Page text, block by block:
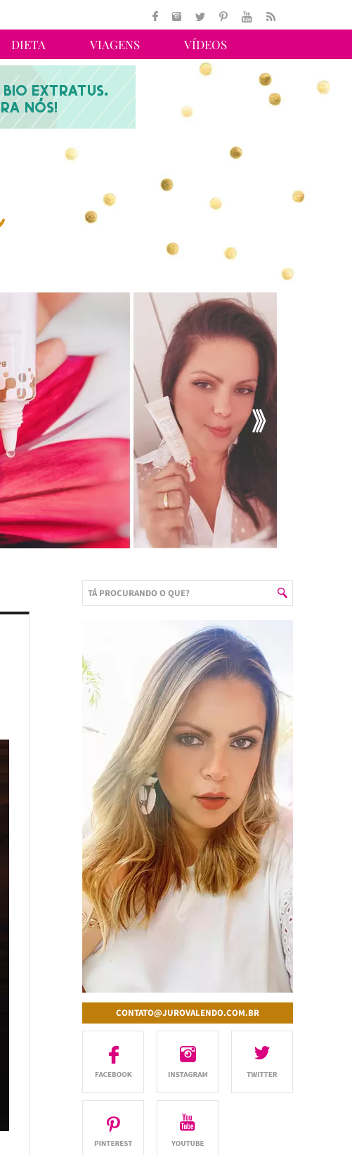
DIETA VIAGENS VÍDEOS
CONTATO@JUROVALENDO.COM.BR